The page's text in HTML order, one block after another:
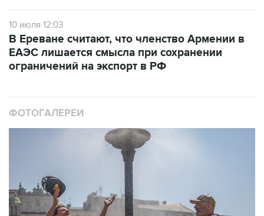
10 июля 12:03
В Ереване считают, что членство Армении в
ЕАЭС лишается смысла при сохранении
ограничений на экспорт в РФ
ФОТОГАЛЕРЕИ